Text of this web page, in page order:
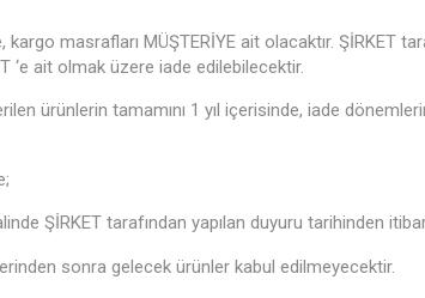
masrafları MÜŞTERİYE ait olacaktır. ŞİRKET
‘e ait olmak üzere iade edilebilecektir.
ürünlerin tamamını 1 yıl içerisinde, iade
ŞİRKET tarafından yapılan duyuru tarihinden
sonra gelecek ürünler kabul edilmeyecektir.